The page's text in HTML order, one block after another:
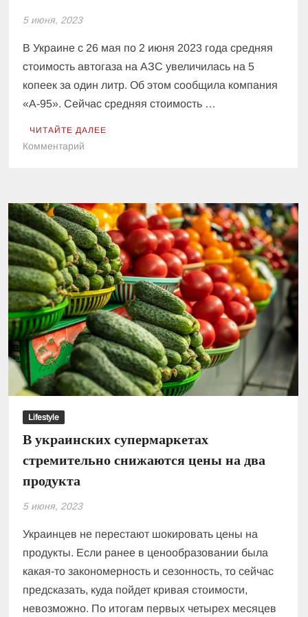
5 июня, 2023
В Украине с 26 мая по 2 июня 2023 года средняя
стоимость автогаза на АЗС увеличилась на 5
копеек за один литр. Об этом сообщила компания
«А-95». Сейчас средняя стоимость …
ЧИТАЙТЕ ДАЛЕЕ
Комментарий
начал
дорожать
автогаз
Lifestyle
В украинских супермаркетах
стремительно снижаются цены на два
продукта
5 июня, 2023
Украинцев не перестают шокировать цены на
продукты. Если ранее в ценообразовании была
какая-то закономерность и сезонность, то сейчас
предсказать, куда пойдет кривая стоимости,
невозможно. По итогам первых четырех месяцев